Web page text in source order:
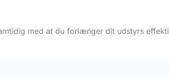
med at du forlænger dit udstyrs